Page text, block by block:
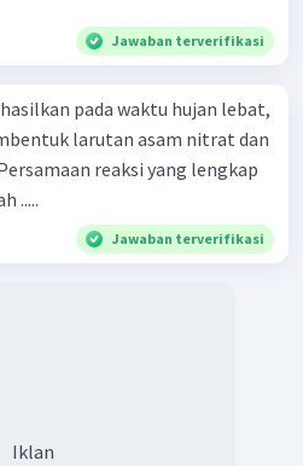
Jawaban terverifikasi
pada waktu hujan lebat,
larutan asam nitrat dan
reaksi yang lengkap
.....
Jawaban terverifikasi
Iklan